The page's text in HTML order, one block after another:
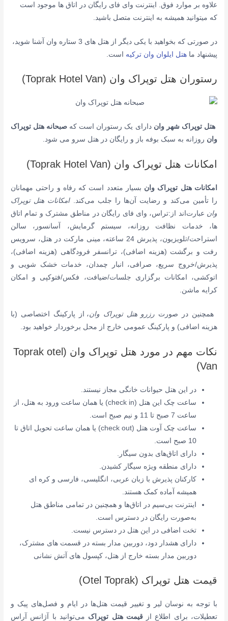
علاوه بر موارد فوق. اینترنت وای فای رایگان در اتاق ها موجود است
که میتوانید همیشه به اینترنت متصل باشید.
در صورتی که بخواهید با یکی دیگر از هتل های 3 ستاره وان آشنا شوید،
پیشنهاد ماهتل ایلوان وان ترکیه است.
رستوران هتل توپراک وان (Toprak Hotel Van)
هتل توپراک شهر واندارای یک رستوران است که صبحانه هتل توپراک
وان روزانه به سبک بوفه باز و رایگان در هتل سرو می شود.
امکانات هتل توپراک وان (Toprak Hotel Van)
امکانات هتل توپراک وان بسیار متعدد است که رفاه و راحتی مهمانان
را تأمین می‌کند و رضایت آن‌ها را جلب می‌کند.امکانات هتل توپراک
وان عبارت‌اند از:تراس، وای فای رایگان در مناطق مشترک و تمام اتاق
ها، خدمات نظافت روزانه، سیستم گرمایش، آسانسور، سالن
استراحت/تلویزیون، پذیرش 24 ساعته، مینی مارکت در هتل، سرویس
رفت و برگشت (هزینه اضافی)، ترانسفر فرودگاهی (هزینه اضافی)،
پذیرش/خروج سریع، صرافی، انبار چمدان، خدمات خشک شویی و
اتوکشی، امکانات برگزاری جلسات/ضیافت، فکس/فتوکپی و امکان
کرایه ماشن.
همچنین در صورت رزرو هتل توپراک وان، از پارکینگ اختصاصی (با
هزینه اضافی) و پارکینگ عمومی خارج از محل برخوردار خواهید بود.
نکات مهم در مورد هتل توپراک وان (Toprak otel
Van)
در این هتل حیوانات خانگی مجاز نیستند.
ساعت چک این هتل (check in) یا همان ساعت ورود به هتل، از
ساعت 7 صبح تا 11 و نیم صبح است.
ساعت چک آوت هتل (check out) یا همان ساعت تحویل اتاق تا
10 صبح است.
دارای اتاق‌های بدون سیگار.
دارای منطقه ویژه سیگار کشیدن.
کارکنان پذیرش با زبان عربی، انگلیسی، فارسی و کره ای
همیشه آماده کمک هستند.
اینترنت بی‌سیم در اتاق‌ها و همچنین در تمامی مناطق هتل
به‌صورت رایگان در دسترس است.
تخت اضافی در این هتل در دسترس نیست.
دارایهشدار دود، دوربین مدار بسته در قسمت های مشترک،
دوربین مدار بسته خارج از هتل، کپسول های آتش نشانی
قیمت هتل توپراک (Otel Toprak)
با توجه به نوسان لیر و تغییر قیمت هتل‌ها در ایام و فصل‌های پیک و
تعطیلات، برای اطلاع ازقیمت هتل توپراک می‌توانید با آژانس آراس